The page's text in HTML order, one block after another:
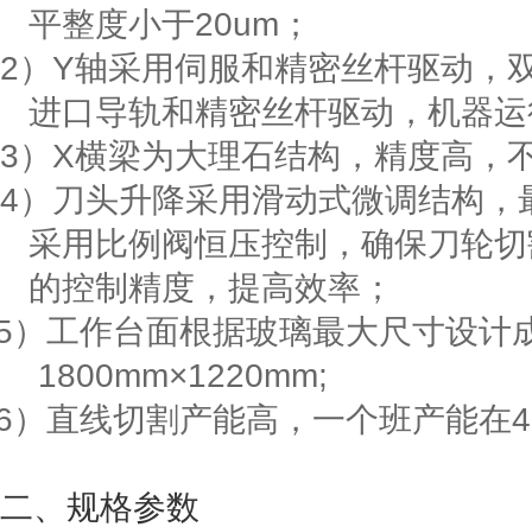
平整度小于20um ；
2） Y轴采用伺服和精密丝杆驱动，
进口导轨和精密丝杆驱动，机器
3） X横梁为大理石结构，精度高，
4）刀头升降采用滑动式微调结构，
采用比例阀恒压控制，确保刀轮
的控制精度，提高效率；
）工作台面根据玻璃最大尺寸设计
1800mm×1220mm;
）直线切割产能高，一个班产能在
二、规格参数